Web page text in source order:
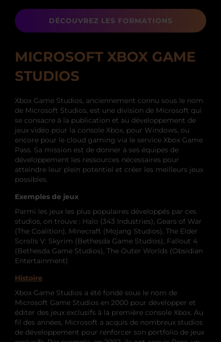
DÉCOUVREZ LES FORMATIONS
MICROSOFT XBOX GAME
STUDIOS
Xbox Game Studios, anciennement connu sous le nom
de Microsoft Studios, est une division de Microsoft qui
se consacre à la publication et au développement de
jeux vidéo pour la console Xbox, pour Windows, ou
encore pour le cloud gaming via le service Xbox Game
Pass. Sa mission est de donner à ses équipes de
développement les ressources nécessaires pour
atteindre leur plein potentiel et créer les meilleurs jeux
possibles.
Exemples de jeux
Parmi les jeux les plus populaires développés par ces
studios, on trouve : Halo (343 Industries), Gears of War
(The Coalition), Minecraft (Mojang Studios), The Elder
Scrolls V: Skyrim (Bethesda Game Studios), Fallout 4
(Bethesda Game Studios), The Outer Worlds (Obsidian
Entertainment)
Histoire
Xbox Game Studios a été fondé sous le nom de
Microsoft Game Studios en 2000 pour développer et
éditer des jeux exclusifs à la première console Xbox. Au
fil des années, Microsoft a acquis de nombreux studios
de développement pour renforcer son portfolio de jeux